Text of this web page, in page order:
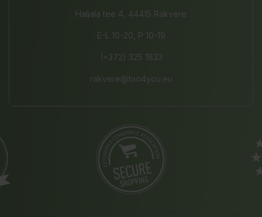
Haljala tee 4, 44415 Rakvere
E-L 10-20, P 10-19
(+372) 325 1833
rakvere@bio4you.eu